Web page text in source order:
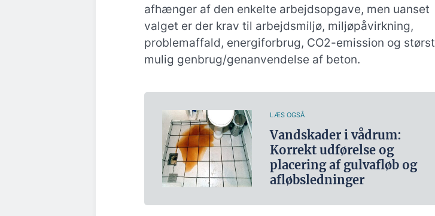
afhænger af den enkelte arbejdsopgave, men uanset
valget er der krav til arbejdsmiljø, miljøpåvirkning,
problemaffald, energiforbrug, CO2-emission og størst
mulig genbrug/genanvendelse af beton.
LÆS OGSÅ
Vandskader i vådrum:
Korrekt udførelse og
placering af gulvafløb og
afløbsledninger